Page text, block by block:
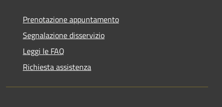
Prenotazione appuntamento
Segnalazione disservizio
Leggi le FAQ
Richiesta assistenza